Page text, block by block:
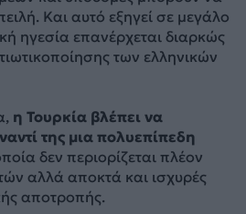
Και αυτό εξηγεί σε μεγάλο
ηγεσία επανέρχεται διαρκώς
των ελληνικών
η Τουρκία βλέπει να
της μια πολυεπίπεδη
δεν περιορίζεται πλέον
αλλά αποκτά και ισχυρές
αποτροπής.